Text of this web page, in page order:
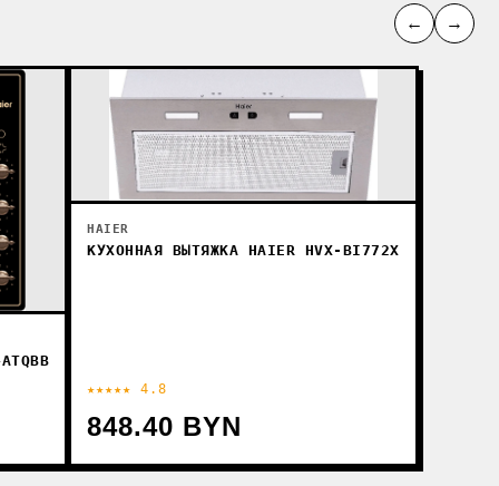
← →
HAIER
КУХОННАЯ ВЫТЯЖКА HAIER HVX-BI772X
★★★★★ 4.8
848.40 BYN